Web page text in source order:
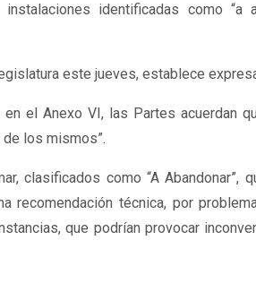
identificadas como “a
este jueves, establece
el Anexo VI, las Partes acuerdan
los mismos”.
clasificados como “A Abandonar”,
recomendación técnica, por
que podrían provocar